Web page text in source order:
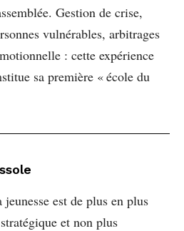
Gestion de crise,
vulnérables, arbitrages
: cette expérience
sa première « école du
est de plus en plus
et non plus